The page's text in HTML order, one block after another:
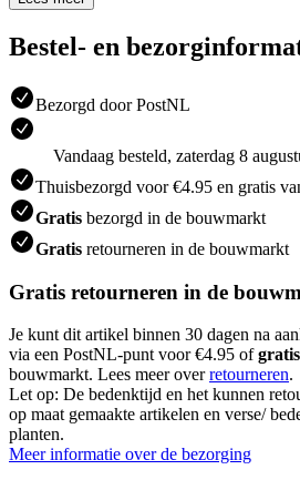
Bestel- en
Bezorgd door PostNL
Vandaag besteld, zaterdag 8
Thuisbezorgd voor €4.95 en gratis
Gratis bezorgd in de bouwmarkt
Gratis retourneren in de bouwmarkt
Gratis retourneren in de
Je kunt dit artikel binnen 30 dagen na
via een PostNL-punt voor €4.95 ofgratis
bouwmarkt. Lees meer overretourneren.
Let op: De bedenktijd en het kunnen
op maat gemaakte artikelen en verse/
planten.
Meer informatie over de bezorging